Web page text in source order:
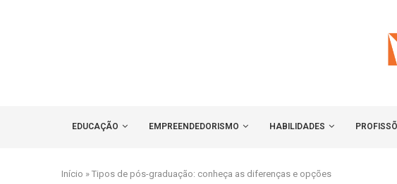
EDUCAÇÃO EMPREENDEDORISMO HABILIDADES
Início » Tipos de pós-graduação: conheça as diferenças e opções